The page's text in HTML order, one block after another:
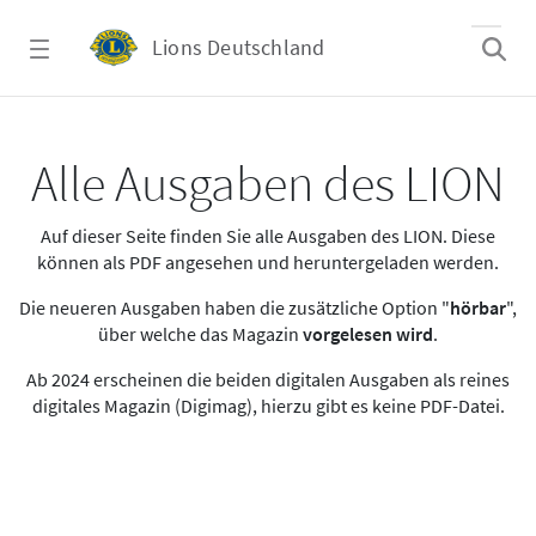
Lions Deutschland
Alle Ausgaben des LION
Auf dieser Seite finden Sie alle Ausgaben des LION. Diese
können als PDF angesehen und heruntergeladen werden.
Die neueren Ausgaben haben die zusätzliche Option "hörbar",
über welche das Magazin vorgelesen wird.
Ab 2024 erscheinen die beiden digitalen Ausgaben als reines
digitales Magazin (Digimag), hierzu gibt es keine PDF-Datei.